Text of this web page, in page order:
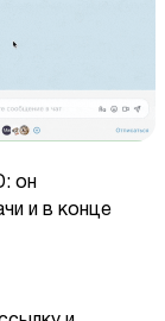
он
и в конце